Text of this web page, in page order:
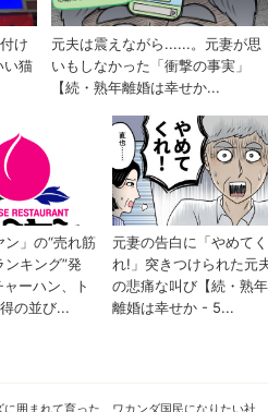
囲まれて育った、ワカンダ国民になりたい社